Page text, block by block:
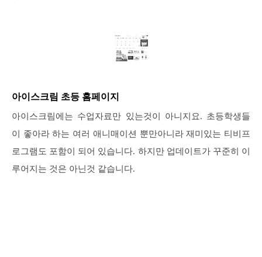
아이스크림 초등 홈페이지
아이스크림에는 수업자료만 있는것이 아니지요. 초등학생들
이 좋아라 하는 여러 애니매이션 뿐만아니라 재미있는 티비프
로그램도 포함이 되어 있습니다. 하지만 업데이트가 꾸준히 이
루어지는 것은 아닌것 같습니다.